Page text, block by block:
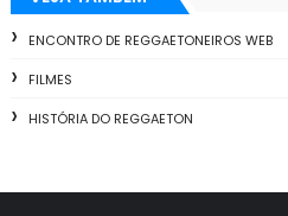
ENCONTRO DE REGGAETONEIROS WEB
FILMES
HISTÓRIA DO REGGAETON